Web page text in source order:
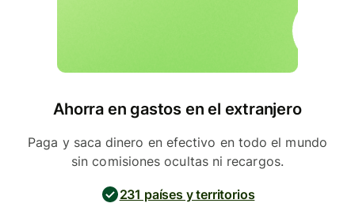
Ahorra en gastos en el extranjero
Paga y saca dinero en efectivo en todo el mundo
sin comisiones ocultas ni recargos.
231 países y territorios